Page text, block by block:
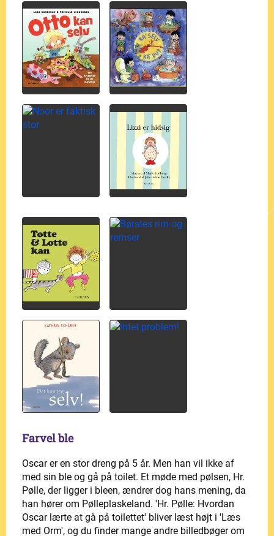
Farvel ble
Oscar er en stor dreng på 5 år. Men han vil ikke af
med sin ble og gå på toilet. Et møde med pølsen, Hr.
Pølle, der ligger i bleen, ændrer dog hans mening, da
han hører om Pølleplaskeland. 'Hr. Pølle: Hvordan
Oscar lærte at gå på toilettet' bliver læst højt i 'Læs
med Orm', og du finder mange andre billedbøger om